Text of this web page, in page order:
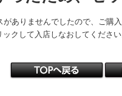
ありませんでしたので、ご購
クして入店しなおしてください